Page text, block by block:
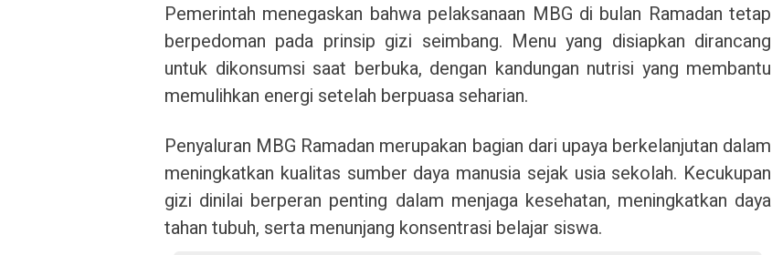
Pemerintah menegaskan bahwa pelaksanaan MBG di bulan Ramadan tetap
berpedoman pada prinsip gizi seimbang. Menu yang disiapkan dirancang
untuk dikonsumsi saat berbuka, dengan kandungan nutrisi yang membantu
memulihkan energi setelah berpuasa seharian.
Penyaluran MBG Ramadan merupakan bagian dari upaya berkelanjutan dalam
meningkatkan kualitas sumber daya manusia sejak usia sekolah. Kecukupan
gizi dinilai berperan penting dalam menjaga kesehatan, meningkatkan daya
tahan tubuh, serta menunjang konsentrasi belajar siswa.